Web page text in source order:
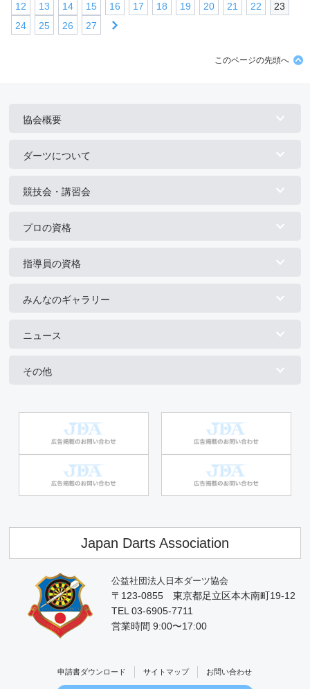
12
13 14 15 16 17 18 19 20 21 22
23
24
25 26 27
このページの先頭へ
協会概要
ダーツについて
競技会・講習会
プロの資格
指導員の資格
みんなのギャラリー
ニュース
その他
Japan Darts Association
公益社団法人日本ダーツ協会
〒123-0855 東京都足立区本木南町19-12
TEL 03-6905-7711
営業時間 9:00〜17:00
申請書ダウンロード サイトマップ お問い合わせ